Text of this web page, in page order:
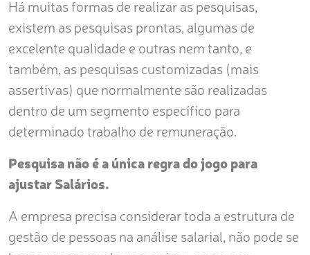
Há muitas formas de realizar as pesquisas,
existem as pesquisas prontas, algumas de
excelente qualidade e outras nem tanto, e
também, as pesquisas customizadas (mais
assertivas) que normalmente são realizadas
dentro de um segmento específico para
determinado trabalho de remuneração.
Pesquisa não é a única regra do jogo para
ajustar Salários.
A empresa precisa considerar toda a estrutura de
gestão de pessoas na análise salarial, não pode se